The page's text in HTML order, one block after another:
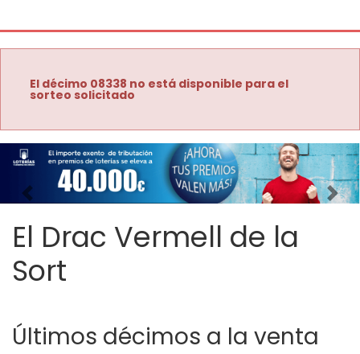
El décimo 08338 no está disponible para el
sorteo solicitado
Imagen anterior
El Drac Vermell de la
Sort
Últimos décimos a la venta